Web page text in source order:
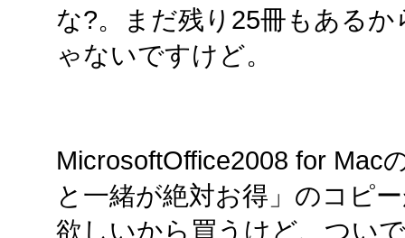
な?。まだ残り25冊もある
ゃないですけど。
MicrosoftOffice2008 for Mac
と一緒が絶対お得」のコピ
欲しいから買うけど、つい